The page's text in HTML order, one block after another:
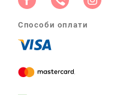
Способи оплати